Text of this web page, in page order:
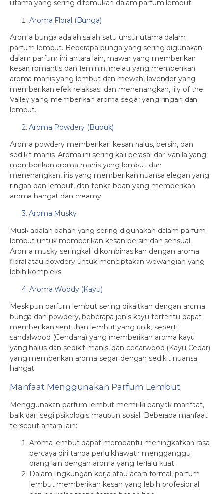
utama yang sering ditemukan dalam parfum lembut:
Aroma Floral (Bunga)
Aroma bunga adalah salah satu unsur utama dalam
parfum lembut. Beberapa bunga yang sering digunakan
dalam parfum ini antara lain, mawar yang memberikan
kesan romantis dan feminin, melati yang memberikan
aroma manis yang lembut dan mewah, lavender yang
memberikan efek relaksasi dan menenangkan, lily of the
Valley yang memberikan aroma segar yang ringan dan
lembut.
2. Aroma Powdery (Bubuk)
Aroma powdery memberikan kesan halus, bersih, dan
sedikit manis. Aroma ini sering kali berasal dari vanila yang
memberikan aroma manis yang lembut dan
menenangkan, iris yang memberikan nuansa elegan yang
ringan dan lembut, dan tonka bean yang memberikan
aroma hangat dan creamy.
3. Aroma Musky
Musk adalah bahan yang sering digunakan dalam parfum
lembut untuk memberikan kesan bersih dan sensual.
Aroma musky seringkali dikombinasikan dengan aroma
floral atau powdery untuk menciptakan wewangian yang
lebih kompleks.
4. Aroma Woody (Kayu)
Meskipun parfum lembut sering dikaitkan dengan aroma
bunga dan powdery, beberapa jenis kayu tertentu dapat
memberikan sentuhan lembut yang unik, seperti
sandalwood (Cendana) yang memberikan aroma kayu
yang halus dan sedikit manis, dan cedarwood (Kayu Cedar)
yang memberikan aroma segar dengan sedikit nuansa
hangat.
Manfaat Menggunakan Parfum Lembut
Menggunakan parfum lembut memiliki banyak manfaat,
baik dari segi psikologis maupun sosial. Beberapa manfaat
tersebut antara lain:
Aroma lembut dapat membantu meningkatkan rasa
percaya diri tanpa perlu khawatir mengganggu
orang lain dengan aroma yang terlalu kuat.
Dalam lingkungan kerja atau acara formal, parfum
lembut memberikan kesan yang lebih profesional